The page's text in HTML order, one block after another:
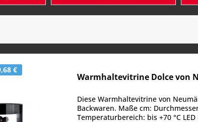
€
Warmhaltevitrine Dolce von
Diese Warmhaltevitrine von
Backwaren. Maße cm:
Temperaturbereich: bis +70 °C